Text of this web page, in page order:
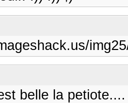
belle la petiote....